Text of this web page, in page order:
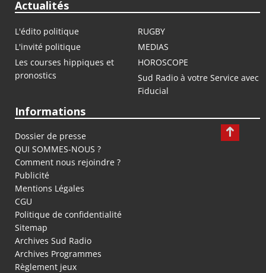
Actualités
L'édito politique
RUGBY
L'invité politique
MEDIAS
Les courses hippiques et
pronostics
HOROSCOPE
Sud Radio à votre Service avec
Fiducial
Informations
Dossier de presse
QUI SOMMES-NOUS ?
Comment nous rejoindre ?
Publicité
Mentions Légales
CGU
Politique de confidentialité
Sitemap
Archives Sud Radio
Archives Programmes
Règlement jeux